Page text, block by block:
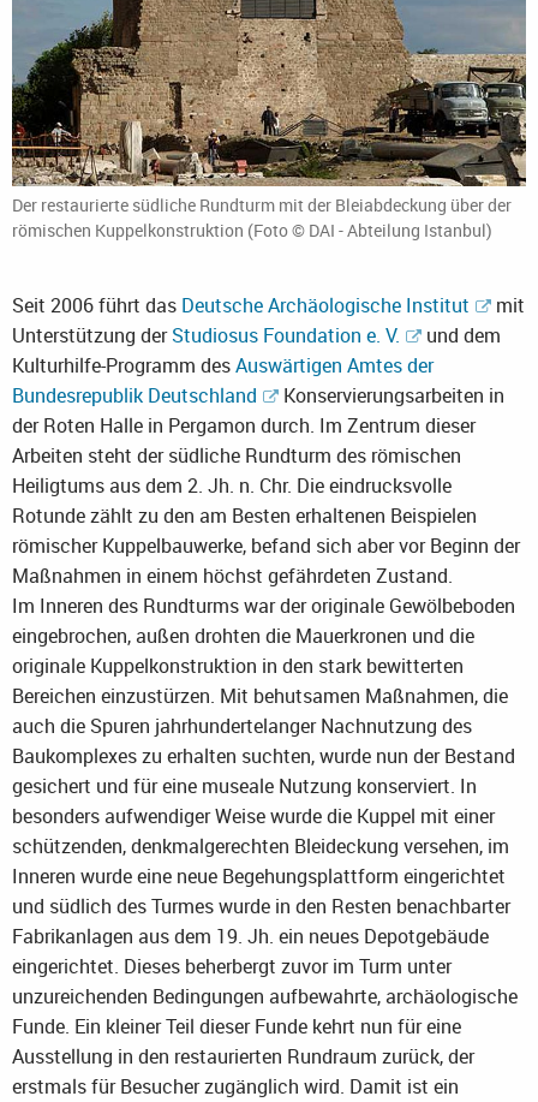
Der restaurierte südliche Rundturm mit der Bleiabdeckung über der
römischen Kuppelkonstruktion (Foto © DAI - Abteilung Istanbul)
Seit 2006 führt das Deutsche Archäologische Institut
mit
Unterstützung derStudiosus Foundation e. V.
und dem
Kulturhilfe-Programm desAuswärtigen Amtes der
Bundesrepublik Deutschland
Konservierungsarbeiten in
der Roten Halle in Pergamon durch. Im Zentrum dieser
Arbeiten steht der südliche Rundturm des römischen
Heiligtums aus dem 2. Jh. n. Chr. Die eindrucksvolle
Rotunde zählt zu den am Besten erhaltenen Beispielen
römischer Kuppelbauwerke, befand sich aber vor Beginn der
Maßnahmen in einem höchst gefährdeten Zustand.
Im Inneren des Rundturms war der originale Gewölbeboden
eingebrochen, außen drohten die Mauerkronen und die
originale Kuppelkonstruktion in den stark bewitterten
Bereichen einzustürzen. Mit behutsamen Maßnahmen, die
auch die Spuren jahrhundertelanger Nachnutzung des
Baukomplexes zu erhalten suchten, wurde nun der Bestand
gesichert und für eine museale Nutzung konserviert. In
besonders aufwendiger Weise wurde die Kuppel mit einer
schützenden, denkmalgerechten Bleideckung versehen, im
Inneren wurde eine neue Begehungsplattform eingerichtet
und südlich des Turmes wurde in den Resten benachbarter
Fabrikanlagen aus dem 19. Jh. ein neues Depotgebäude
eingerichtet. Dieses beherbergt zuvor im Turm unter
unzureichenden Bedingungen aufbewahrte, archäologische
Funde. Ein kleiner Teil dieser Funde kehrt nun für eine
Ausstellung in den restaurierten Rundraum zurück, der
erstmals für Besucher zugänglich wird. Damit ist ein